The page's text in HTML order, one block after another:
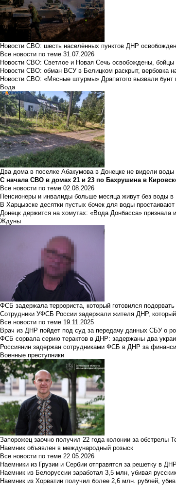
Новости СВО: шесть населённых пунктов ДНР
Все новости по теме 31.07.2026
Новости СВО: Светлое и Новая Сечь освобождены,
Новости СВО: обман ВСУ в Белицком раскрыт, вербовка
Новости СВО: «Мясные штурмы» Драпатого вызвали
Вода
Два дома в поселке Абакумова в Донецке не видели воды
С начала СВО в домах 21 и 23 по Бахрушина в
Все новости по теме 02.08.2026
Пенсионеры и инвалиды больше месяца живут без воды в
В Харцызске десятки пустых бочек для воды
Донецк держится на хомутах: «Вода Донбасса» признала
Ждуны
ФСБ задержала террориста, который готовился
Сотрудники УФСБ России задержали жителя ДНР,
Все новости по теме 19.11.2025
Врач из ДНР пойдет под суд за передачу данных СБУ о
ФСБ сорвала серию терактов в ДНР: задержаны два
Россиянин задержан сотрудниками ФСБ в ДНР за
Военные преступники
Запорожец заочно получил 22 года колонии за обстрелы
Наемник объявлен в международный розыск
Все новости по теме 22.05.2026
Наемники из Грузии и Сербии отправятся за решетку в
Наемник из Белоруссии заработал 3,5 млн, убивая русских
Наемник из Хорватии получил более 2,6 млн. рублей,